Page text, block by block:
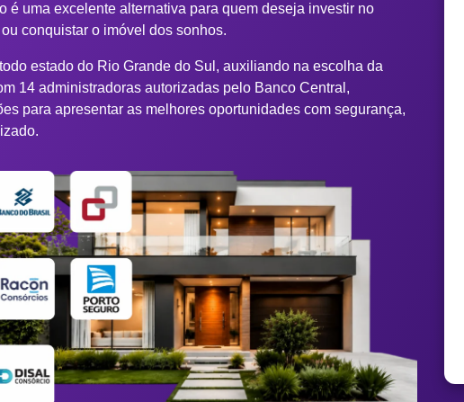
é uma excelente alternativa para quem deseja investir no
conquistar o imóvel dos sonhos.
estado do Rio Grande do Sul, auxiliando na escolha da
14 administradoras autorizadas pelo Banco Central,
para apresentar as melhores oportunidades com segurança,